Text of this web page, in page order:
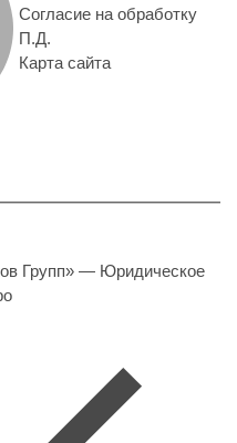
Согласие на обработку
П.Д.
Карта сайта
Групп» — Юридическое